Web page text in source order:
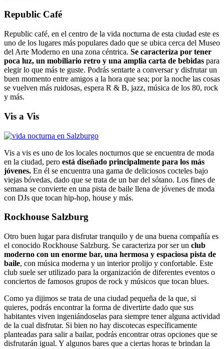
Republic Café
Republic café, en el centro de la vida nocturna de esta ciudad este es
uno de los lugares más populares dado que se ubica cerca del Museo
del Arte Moderno en una zona céntrica. Se caracteriza por tener
poca luz, un mobiliario retro y una amplia carta de bebidas para
elegir lo que más te guste. Podrás sentarte a conversar y disfrutar un
buen momento entre amigos a la hora que sea; por la noche las cosas
se vuelven más ruidosas, espera R & B, jazz, música de los 80, rock
y más.
Vis a Vis
Vis a vis es uno de los locales nocturnos que se encuentra de moda
en la ciudad, pero está diseñado principalmente para los más
jóvenes. En él se encuentra una gama de deliciosos cocteles bajo
viejas bóvedas, dado que se trata de un bar del sótano. Los fines de
semana se convierte en una pista de baile llena de jóvenes de moda
con DJs que tocan hip-hop, house y más.
Rockhouse Salzburg
Otro buen lugar para disfrutar tranquilo y de una buena compañía es
el conocido Rockhouse Salzburg. Se caracteriza por ser un club
moderno con un enorme bar, una hermosa y espaciosa pista de
baile, con música moderna y un interior prolijo y confortable. Este
club suele ser utilizado para la organización de diferentes eventos o
conciertos de famosos grupos de rock y músicos que tocan blues.
Como ya dijimos se trata de una ciudad pequeña de la que, si
quieres, podrás encontrar la forma de divertirte dado que sus
habitantes viven ingeniándoselas para siempre tener alguna actividad
de la cual disfrutar. Si bien no hay discotecas específicamente
planteadas para salir a bailar, podrás encontrar otras opciones que se
disfrutarán igual. Y algunos bares que a ciertas horas te brindan la